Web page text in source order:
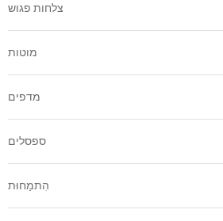
צלחות פגוש
מוטות
מדפים
ספסלים
הִתמַחוּת